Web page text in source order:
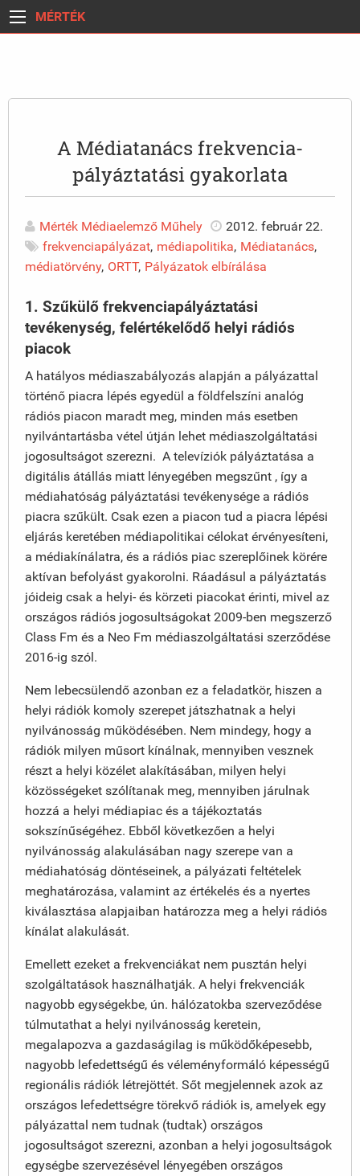
MÉRTÉK
A Médiatanács frekvencia-
pályáztatási gyakorlata
Mérték Médiaelemző Műhely
2012. február 22.
frekvenciapályázat, médiapolitika, Médiatanács,
médiatörvény, ORTT, Pályázatok elbírálása
1. Szűkülő frekvenciapályáztatási
tevékenység, felértékelődő helyi rádiós
piacok
A hatályos médiaszabályozás alapján a pályázattal
történő piacra lépés egyedül a földfelszíni analóg
rádiós piacon maradt meg, minden más esetben
nyilvántartásba vétel útján lehet médiaszolgáltatási
jogosultságot szerezni. A televíziók pályáztatása a
digitális átállás miatt lényegében megszűnt , így a
médiahatóság pályáztatási tevékenysége a rádiós
piacra szűkült. Csak ezen a piacon tud a piacra lépési
eljárás keretében médiapolitikai célokat érvényesíteni,
a médiakínálatra, és a rádiós piac szereplőinek körére
aktívan befolyást gyakorolni. Ráadásul a pályáztatás
jóideig csak a helyi- és körzeti piacokat érinti, mivel az
országos rádiós jogosultságokat 2009-ben megszerző
Class Fm és a Neo Fm médiaszolgáltatási szerződése
2016-ig szól.
Nem lebecsülendő azonban ez a feladatkör, hiszen a
helyi rádiók komoly szerepet játszhatnak a helyi
nyilvánosság működésében. Nem mindegy, hogy a
rádiók milyen műsort kínálnak, mennyiben vesznek
részt a helyi közélet alakításában, milyen helyi
közösségeket szólítanak meg, mennyiben járulnak
hozzá a helyi médiapiac és a tájékoztatás
sokszínűségéhez. Ebből következően a helyi
nyilvánosság alakulásában nagy szerepe van a
médiahatóság döntéseinek, a pályázati feltételek
meghatározása, valamint az értékelés és a nyertes
kiválasztása alapjaiban határozza meg a helyi rádiós
kínálat alakulását.
Emellett ezeket a frekvenciákat nem pusztán helyi
szolgáltatások használhatják. A helyi frekvenciák
nagyobb egységekbe, ún. hálózatokba szerveződése
túlmutathat a helyi nyilvánosság keretein,
megalapozva a gazdaságilag is működőképesebb,
nagyobb lefedettségű és véleményformáló képességű
regionális rádiók létrejöttét. Sőt megjelennek azok az
országos lefedettségre törekvő rádiók is, amelyek egy
pályázattal nem tudnak (tudtak) országos
jogosultságot szerezni, azonban a helyi jogosultságok
egységbe szervezésével lényegében országos